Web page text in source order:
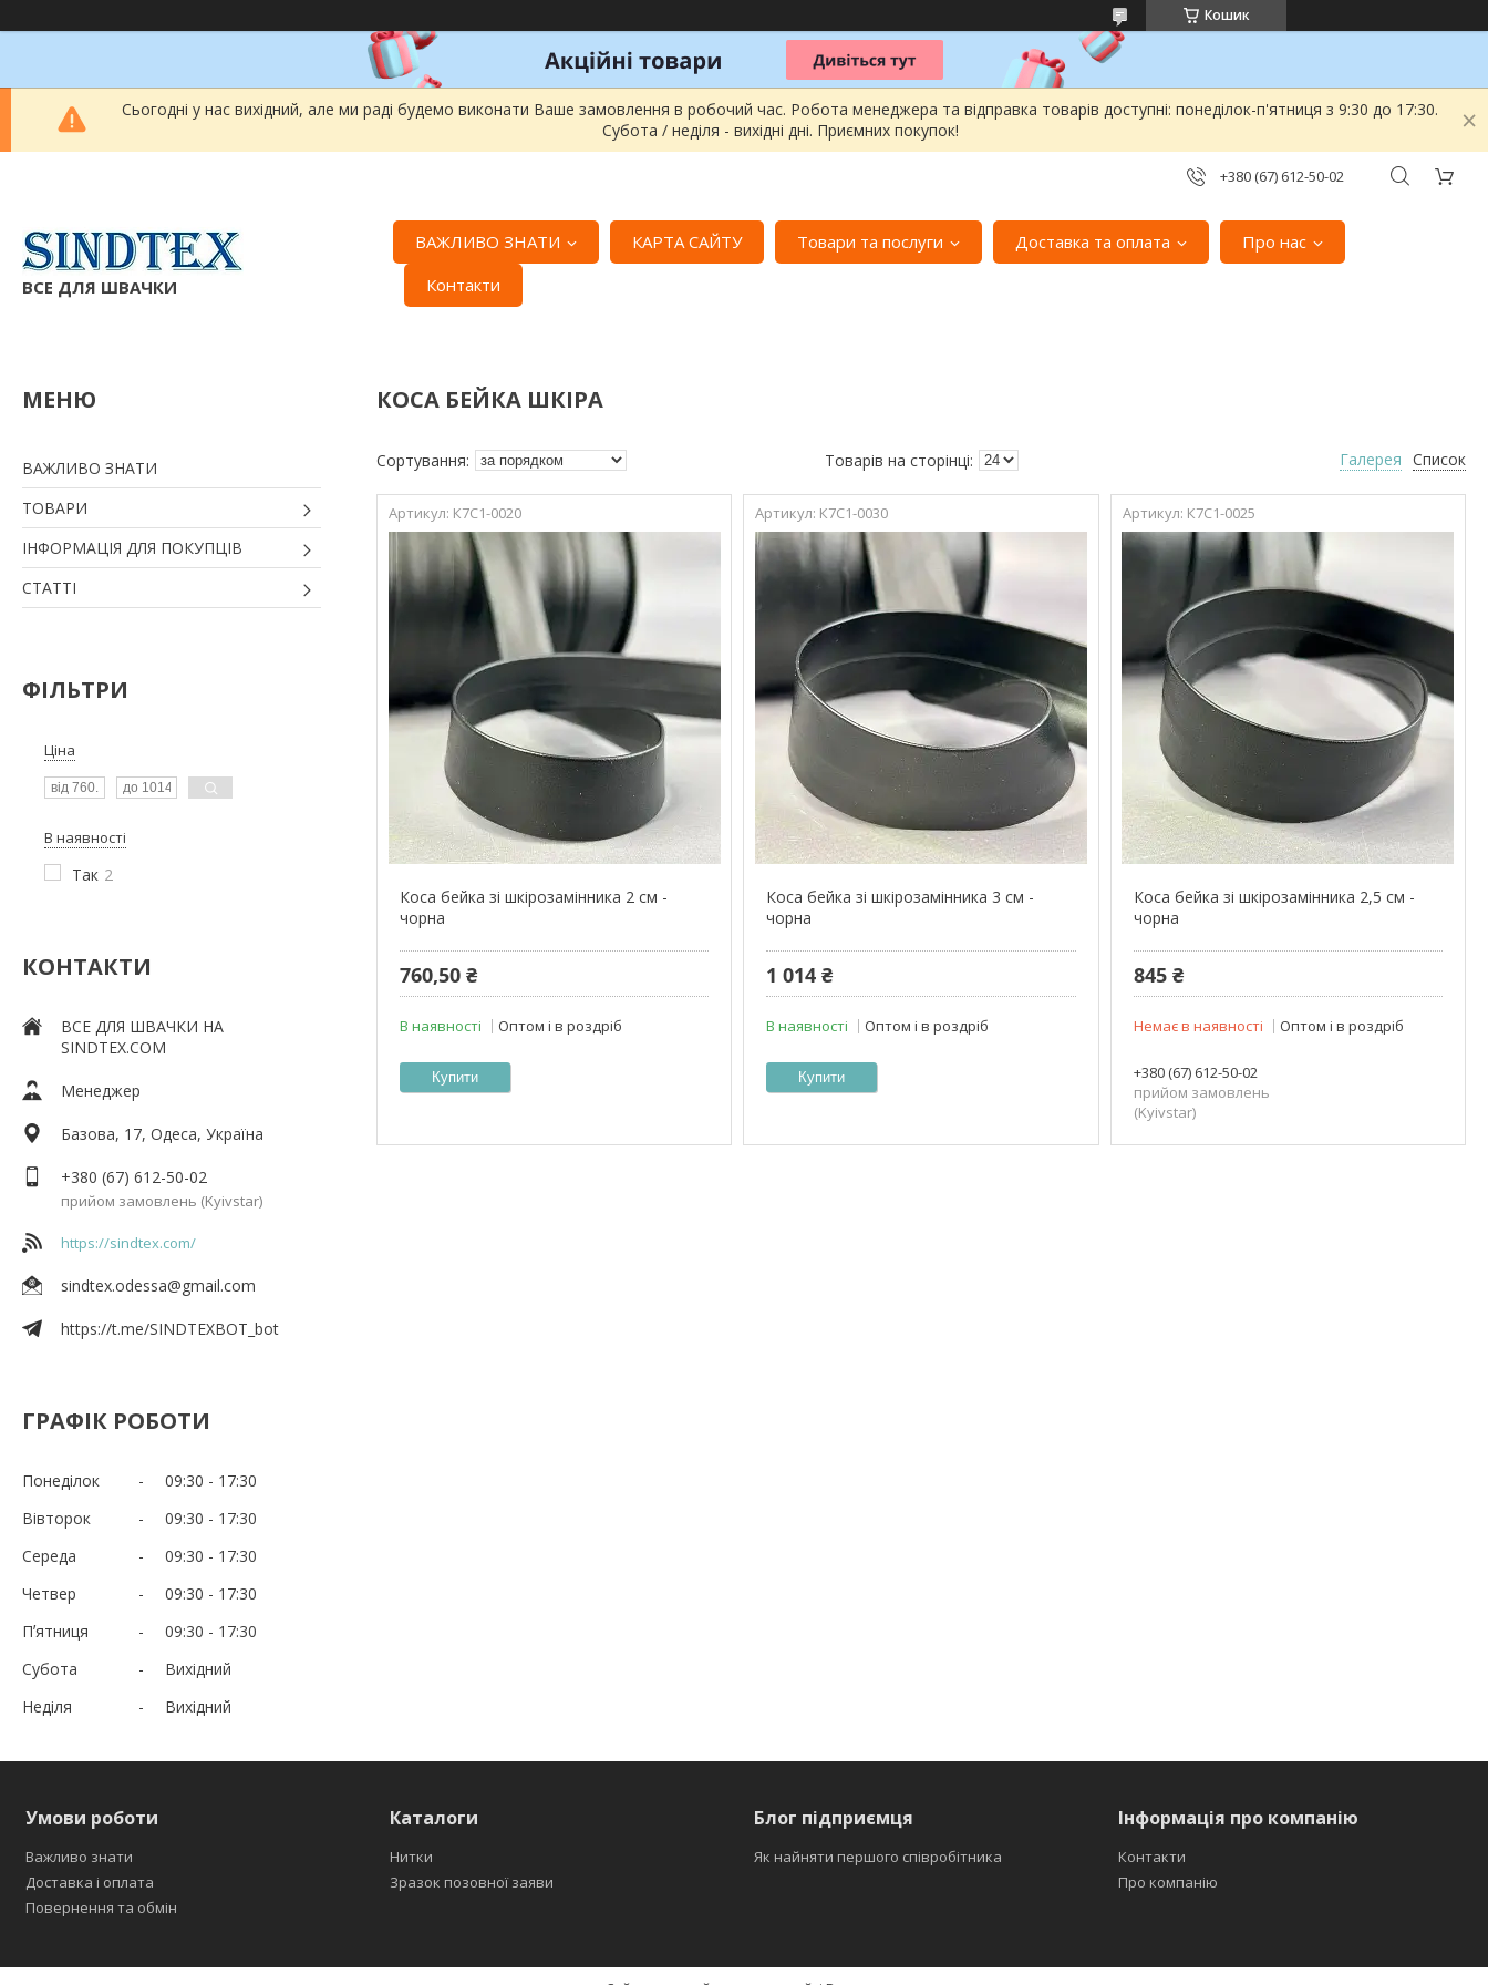
Кошик
Сьогодні у нас вихідний, але ми раді будемо виконати Ваше замовлення в робочий час. Робота менеджера та відправка товарів доступні: понеділок-п'ятниця з 9:30 до 17:30.
Субота / неділя - вихідні дні. Приємних покупок!
+380 (67) 612-50-02
ВСЕ ДЛЯ ШВАЧКИ
ВАЖЛИВО ЗНАТИ КАРТА САЙТУ Товари та послуги Доставка та оплата
Про нас
Контакти
ВАЖЛИВО ЗНАТИ
ТОВАРИ
ІНФОРМАЦІЯ ДЛЯ ПОКУПЦІВ
СТАТТІ
ФІЛЬТРИ
Ціна
В наявності
Так 2
КОНТАКТИ
ВСЕ ДЛЯ ШВАЧКИ НА
SINDTEX.COM
Менеджер
Базова, 17, Одеса, Україна
+380 (67) 612-50-02
прийом замовлень (Kyivstar)
https://sindtex.com/
sindtex.odessa@gmail.com
https://t.me/SINDTEXBOT_bot
ГРАФІК РОБОТИ
Понеділок 09:30
17:30
Вівторок
09:30
17:30
Середа
09:30
17:30
Четвер
09:30
17:30
Пʼятниця
09:30
17:30
Субота
Вихідний
Неділя
Вихідний
КОСА БЕЙКА ШКІРА
Галерея Список
К7С1-0020
Коса бейка зі шкірозамінника 2 см -
чорна
760,50 ₴
В наявності Оптом і в роздріб
Купити
К7С1-0030
Коса бейка зі шкірозамінника 3 см -
чорна
1 014 ₴
В наявності Оптом і в роздріб
Купити
К7С1-0025
Коса бейка зі шкірозамінника 2,5 см -
чорна
845 ₴
Немає в наявності Оптом і в роздріб
+380 (67) 612-50-02
прийом замовлень
(Kyivstar)
Умови роботи
Важливо знати
Доставка і оплата
Повернення та обмін
Каталоги
Нитки
Зразок позовної заяви
Блог підприємця
Як найняти першого співробітника
Інформація про компанію
Контакти
Про компанію